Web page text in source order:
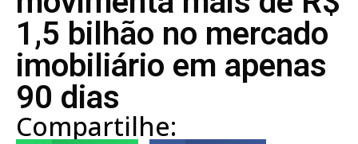
1,5 bilhão no mercado
imobiliário em apenas
90 dias
Compartilhe: